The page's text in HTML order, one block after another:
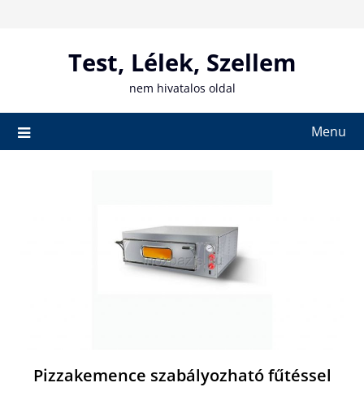
Test, Lélek, Szellem
nem hivatalos oldal
Menu
Pizzakemence szabályozható fűtéssel